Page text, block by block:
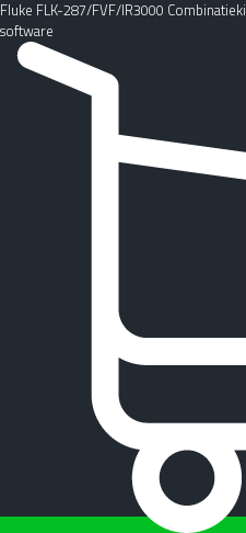
Fluke FLK-287/FVF/IR3000
software